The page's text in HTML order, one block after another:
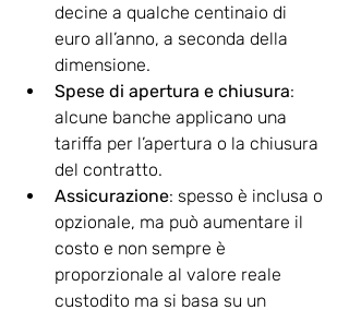
decine a qualche centinaio di
euro all’anno, a seconda della
dimensione.
Spese di apertura e chiusura:
alcune banche applicano una
tariffa per l’apertura o la chiusura
del contratto.
Assicurazione: spesso è inclusa o
opzionale, ma può aumentare il
costo e non sempre è
proporzionale al valore reale
custodito ma si basa su un